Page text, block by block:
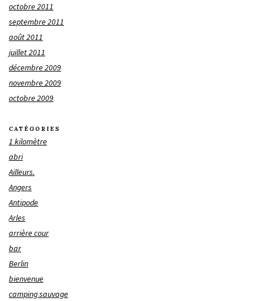
octobre 2011
septembre 2011
août 2011
juillet 2011
décembre 2009
novembre 2009
octobre 2009
CATÉGORIES
1 kilomètre
abri
Ailleurs.
Angers
Antipode
Arles
arrière cour
bar
Berlin
bienvenue
camping sauvage